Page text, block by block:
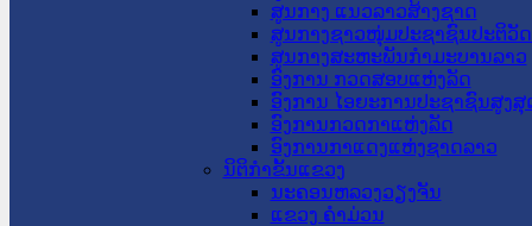
ສູນກາງ ແນວລາວສ້າງຊາດ
ສູນກາງຊາວໜຸ່ມປະຊາຊົນປະຕິວັ
ສູນກາງສະຫະພັນກຳມະບານລາວ
ອົງການ ກວດສອບແຫ່ງລັດ
ອົງການ ໄອຍະການປະຊາຊົນສູງສຸ
ອົງການກວດກາແຫ່ງລັດ
ອົງການກາແດງແຫ່ງຊາດລາວ
ນິຕິກໍາຂັ້ນແຂວງ
ນະ​ຄອນ​ຫລວງວຽງຈັນ
ແຂວງ ຄໍາມ່ວນ